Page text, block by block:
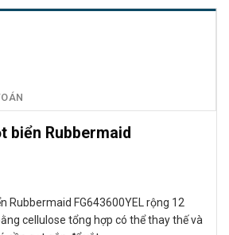
biển Rubbermaid
Rubbermaid FG643600YEL rộng 12
cellulose tổng hợp có thể thay thế và